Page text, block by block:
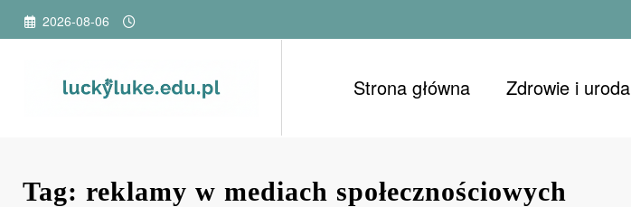
Przejdź 2026-08-06
Strona główna Zdrowie i uroda
Tag: reklamy w mediach społecznościowych